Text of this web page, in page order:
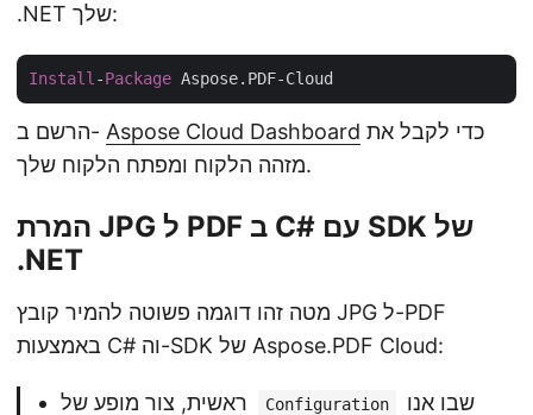
.NET שלך:
Install -Package
הרשם ב- Aspose Cloud Dashboard
מזהה הלקוח ומפתח הלקוח שלך.
המרת JPG ל PDF ב C# עם SDK של
.NET
מטה זהו דוגמה פשוטה להמיר קובץ JPG ל-PDF
באמצעות C# וה-SDK של Aspose.PDF Cloud:
Configuration